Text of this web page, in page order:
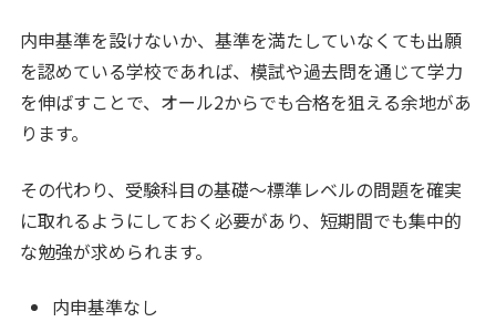
内申基準を設けないか、基準を満たしていなくても出願
を認めている学校であれば、模試や過去問を通じて学力
を伸ばすことで、オール2からでも合格を狙える余地があ
ります。
その代わり、受験科目の基礎〜標準レベルの問題を確実
に取れるようにしておく必要があり、短期間でも集中的
な勉強が求められます。
内申基準なし